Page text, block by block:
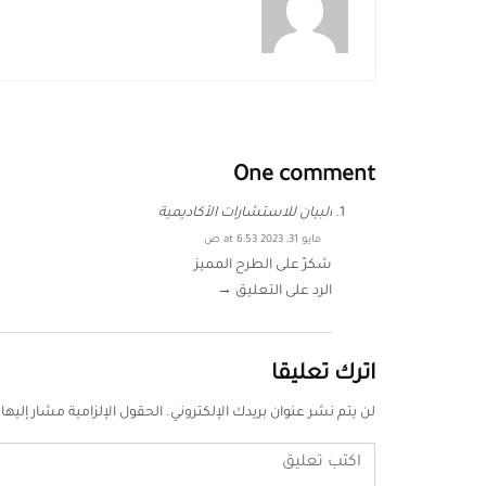
One comment
البيان للاستشارات الأكاديمية
مايو 31, 2023 at 6:53 ص
شكرً على الطرح المميز
الرد على التعليق →
اترك تعليقا
لن يتم نشر عنوان بريدك الإلكتروني. الحقول الإلزامية مشار إليها